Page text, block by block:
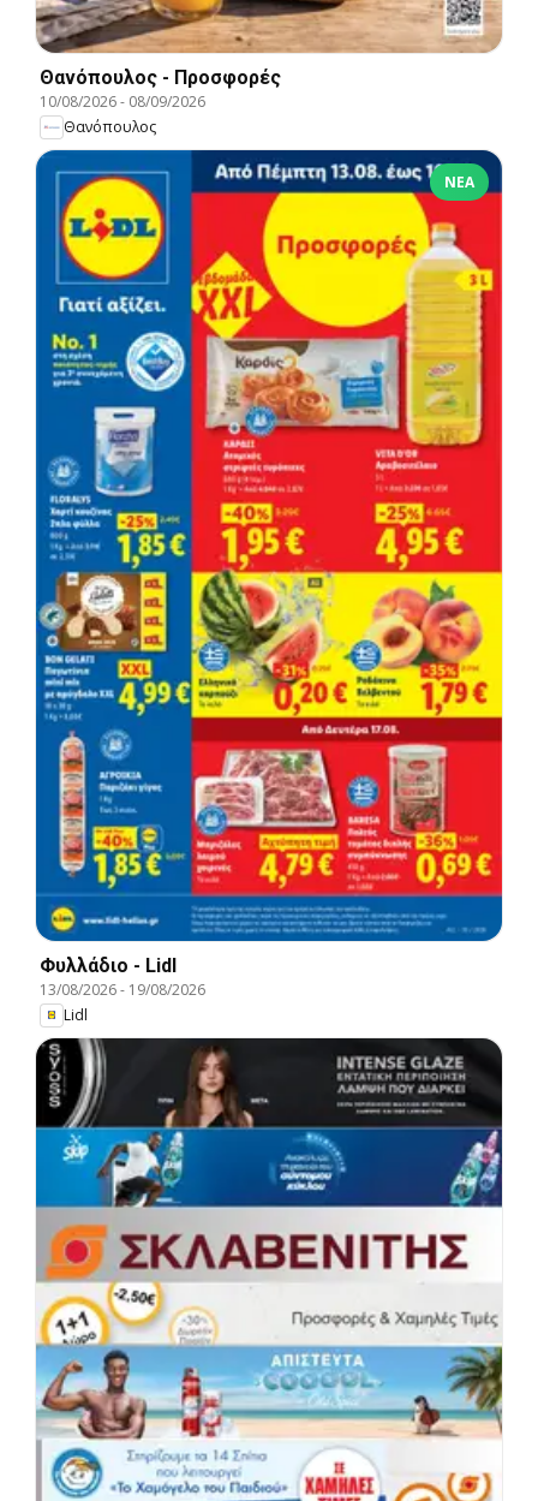
Θανόπουλος - Προσφορές
10/08/2026- 08/09/2026
Θανόπουλος
ΝΈΑ
Φυλλάδιο - Lidl
13/08/2026- 19/08/2026
Lidl